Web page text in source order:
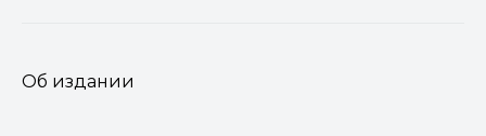
Об издании